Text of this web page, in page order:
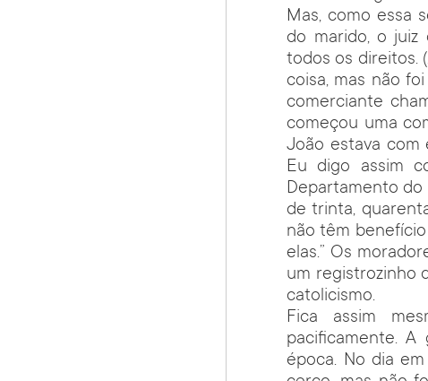
Mas, como essa
do marido, o juiz
todos os direitos.
coisa, mas não
comerciante
começou uma
João estava com
Eu digo assim
Departamento do
de trinta,
não têm
elas.” Os
um registrozinho
catolicismo.
Fica assim
pacificamente. A
época. No dia